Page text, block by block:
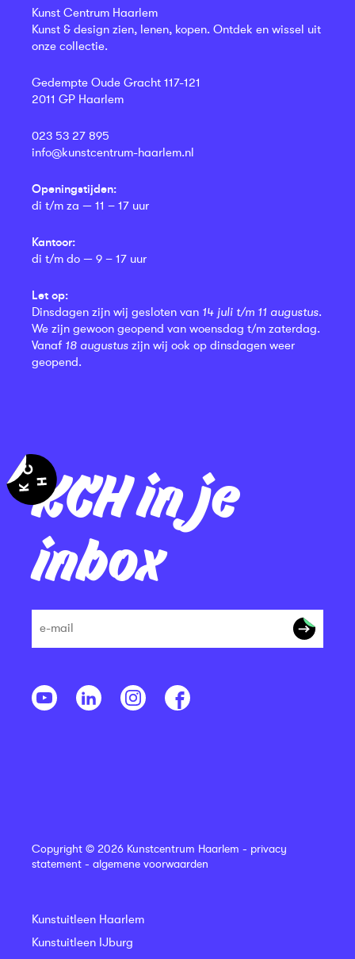
KCH in je
inbox
Kunst Centrum Haarlem
Kunst & design zien, lenen, kopen. Ontdek en wissel uit
onze collectie.
Gedempte Oude Gracht 117-121
2011 GP Haarlem
023 53 27 895
info@kunstcentrum-haarlem.nl
Openingstijden:
di t/m za — 11 – 17 uur
Kantoor:
di t/m do — 9 – 17 uur
Let op:
Dinsdagen zijn wij gesloten van 14 juli t/m 11 augustus.
We zijn gewoon geopend van woensdag t/m zaterdag.
Vanaf 18 augustus zijn wij ook op dinsdagen weer
geopend.
Copyright © 2026 Kunstcentrum Haarlem - privacy
statement - algemene voorwaarden
Kunstuitleen Haarlem
Kunstuitleen IJburg